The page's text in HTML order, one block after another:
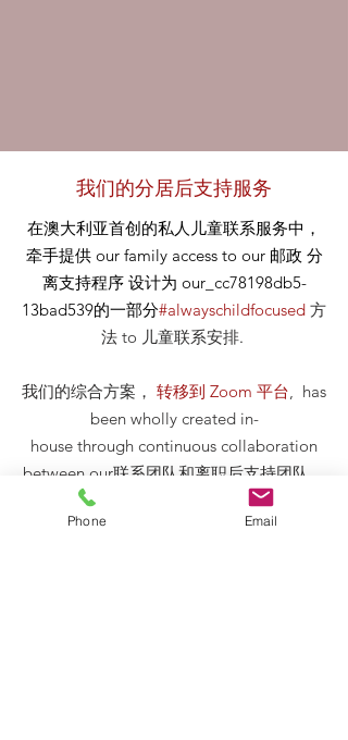
我们的分居后支持服务
在澳大利亚首创的私人儿童联系服务中，
牵手提供 our family access to our 邮政 分
离支持程序 设计为 our_cc78198db5-
13bad539的一部分#alwayschildfocused 方
法to 儿童联系安排.
我们的综合方案， 转移到 Zoom 平台, has
been wholly created in-
house through continuous collaboration
between our联系团队和离职后支持团队。
计划 提供一系列简短的结构化会议，以应
对经历的常见挑战 由经历分居和离婚的父
Phone Email